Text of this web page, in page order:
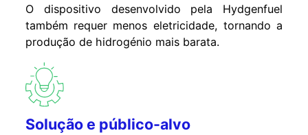
O dispositivo desenvolvido pela Hydgenfuel
também requer menos eletricidade, tornando a
produção de hidrogénio mais barata.
Solução e público-alvo